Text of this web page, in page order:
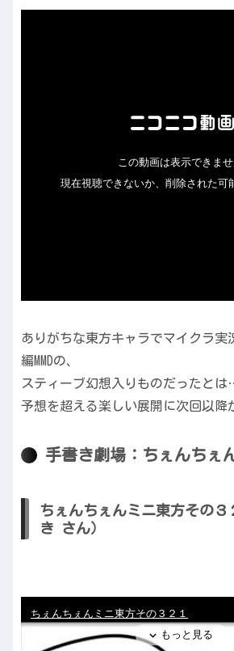
ありがちな東方キャラでマイクラ実
編MMDの、
スティーブ幻想入りものだったと
予想を超える楽しい展開に次回以降
手書き劇場：ちぇんちぇ
ちぇんちぇんミニ東方その３
き さん）